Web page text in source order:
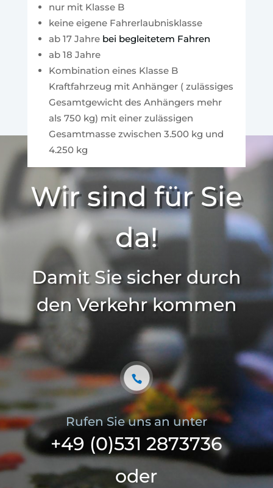
nur mit Klasse B
keine eigene Fahrerlaubnisklasse
ab 17 Jahre bei begleitetem Fahren
ab 18 Jahre
Kombination eines Klasse B
Kraftfahrzeug mit Anhänger ( zulässiges
Gesamtgewicht des Anhängers mehr
als 750 kg) mit einer zulässigen
Gesamtmasse zwischen 3.500 kg und
4.250 kg
Wir sind für Sie
da!
Damit Sie sicher durch
den Verkehr kommen
Rufen Sie uns an unter
+49 (0)531 2873736
oder